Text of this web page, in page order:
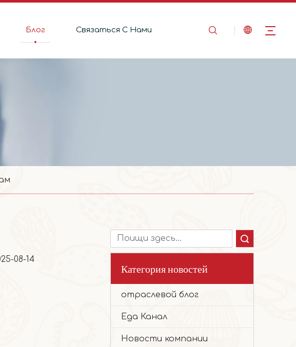
Блог Связаться C Hами
08-14
Категория новостей
отраслевой блог
Еда Канал
Новости компании
2026-01-28
Отборное высококачественное